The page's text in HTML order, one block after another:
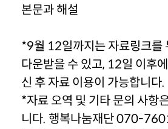
본문과 해설
*9월 12일까지는 자료링크를
다운받을 수 있고, 12일 이후
신 후 자료 이용이 가능합니다.
*자료 오역 및 기타 문의 사항
니다. 행복나눔재단 070-